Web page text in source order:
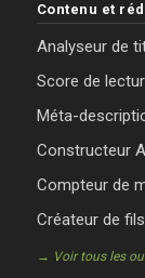
Contenu et
Analyseur de
Score de
Méta-
Constructeur
Compteur de
Créateur de
→ Voir tous les